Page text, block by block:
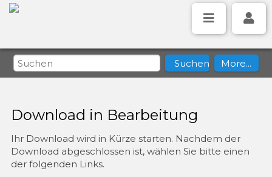
Download in Bearbeitung
Ihr Download wird in Kürze starten. Nachdem der
Download abgeschlossen ist, wählen Sie bitte einen
der folgenden Links.